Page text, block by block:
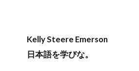
Kelly Steere Emerson
日本語を学びな。